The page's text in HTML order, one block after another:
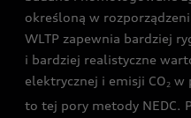
określoną w
WLTP zapewnia bardziej
i bardziej realistyczne
elektrycznej i emisji CO2 w
to tej pory metody NEDC.